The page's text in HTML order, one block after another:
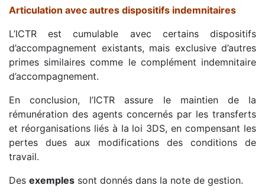
Articulation avec autres dispositifs indemnitaires
L’ICTR est cumulable avec certains dispositifs
d’accompagnement existants, mais exclusive d’autres
primes similaires comme le complément indemnitaire
d’accompagnement.
En conclusion, l’ICTR assure le maintien de la
rémunération des agents concernés par les transferts
et réorganisations liés à la loi 3DS, en compensant les
pertes dues aux modifications des conditions de
travail.
Des exemples sont donnés dans la note de gestion.